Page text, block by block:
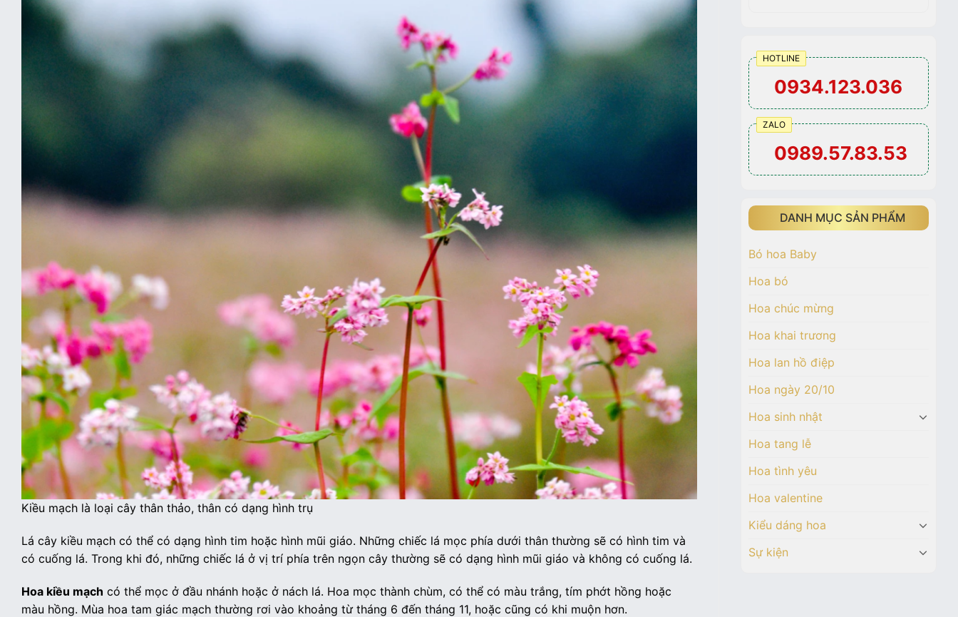
Kiều mạch là loại cây thân thảo, thân có dạng hình trụ
Lá cây kiều mạch có thể có dạng hình tim hoặc hình mũi giáo. Những chiếc lá mọc phía dưới thân thường sẽ có hình tim và
có cuống lá. Trong khi đó, những chiếc lá ở vị trí phía trên ngọn cây thường sẽ có dạng hình mũi giáo và không có cuống lá.
Hoa kiều mạch có thể mọc ở đầu nhánh hoặc ở nách lá. Hoa mọc thành chùm, có thể có màu trắng, tím phớt hồng hoặc
màu hồng. Mùa hoa tam giác mạch thường rơi vào khoảng từ tháng 6 đến tháng 11, hoặc cũng có khi muộn hơn.
HOTLINE
0934.123.036
ZALO
0989.57.83.53
DANH MỤC SẢN PHẨM
Bó hoa Baby
Hoa bó
Hoa chúc mừng
Hoa khai trương
Hoa lan hồ điệp
Hoa ngày 20/10
Hoa sinh nhật
Hoa tang lễ
Hoa tình yêu
Hoa valentine
Kiểu dáng hoa
Sự kiện